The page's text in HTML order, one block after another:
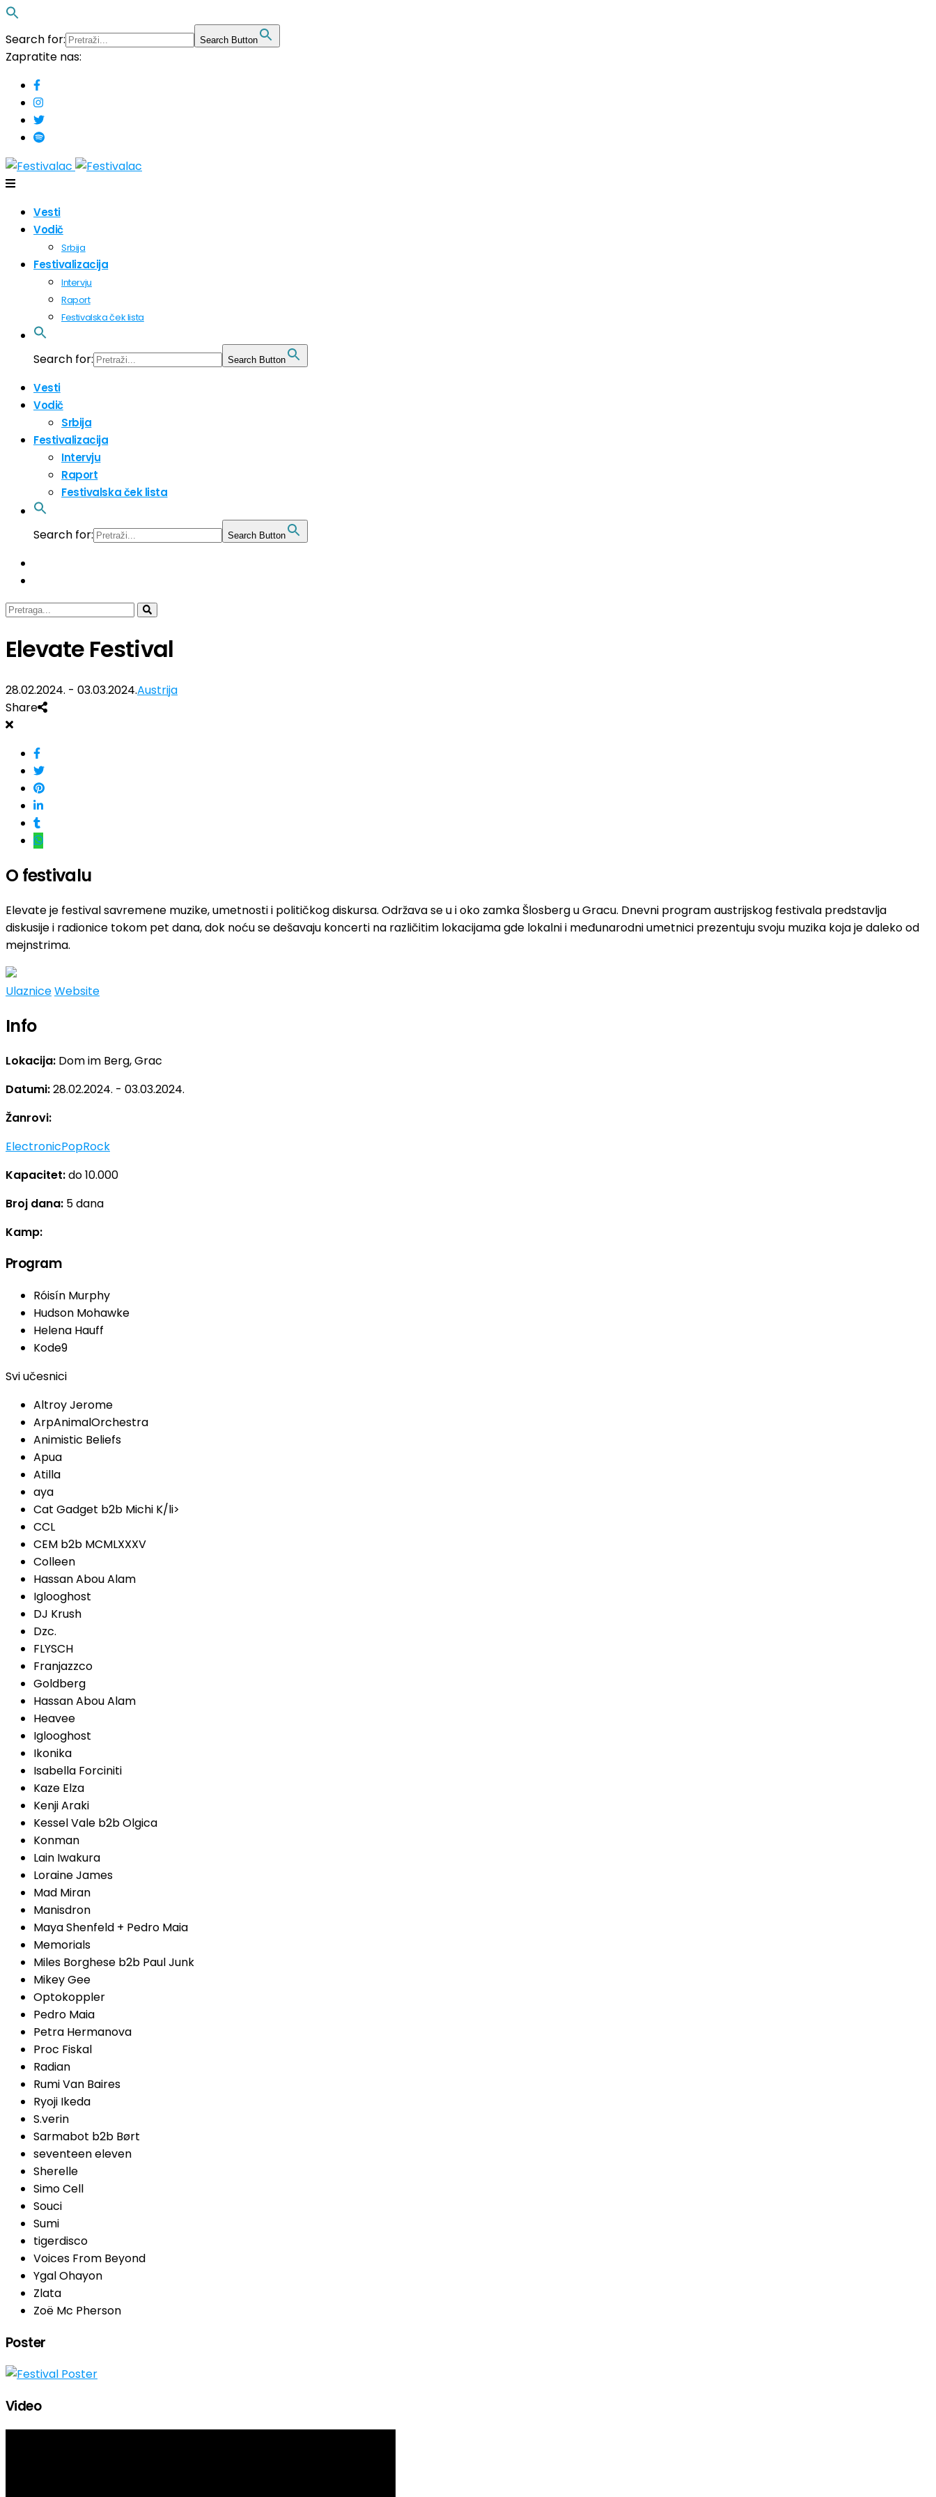
Search for: Search Button
Zapratite nas:
Vesti
Vodič
Srbija
Festivalizacija
Intervju
Raport
Festivalska ček lista
Search for: Search Button
Vesti
Vodič
Srbija
Festivalizacija
Intervju
Raport
Festivalska ček lista
Search for: Search Button
Elevate Festival
28.02.2024. - 03.03.2024.Austrija
Share
O festivalu
Elevate je festival savremene muzike, umetnosti i političkog diskursa. Održava se u i oko zamka Šlosberg u Gracu. Dnevni program austrijskog festivala predstavlja
diskusije i radionice tokom pet dana, dok noću se dešavaju koncerti na različitim lokacijama gde lokalni i međunarodni umetnici prezentuju svoju muzika koja je daleko od
mejnstrima.
UlazniceWebsite
Info
Lokacija: Dom im Berg, Grac
Datumi:28.02.2024. - 03.03.2024.
Žanrovi:
ElectronicPopRock
Kapacitet:do 10.000
Broj dana: 5 dana
Kamp:
Program
Róisín Murphy
Hudson Mohawke
Helena Hauff
Kode9
Svi učesnici
Altroy Jerome
ArpAnimalOrchestra
Animistic Beliefs
Apua
Atilla
aya
Cat Gadget b2b Michi K/li>
CCL
CEM b2b MCMLXXXV
Colleen
Hassan Abou Alam
Iglooghost
DJ Krush
Dzc.
FLYSCH
Franjazzco
Goldberg
Hassan Abou Alam
Heavee
Iglooghost
Ikonika
Isabella Forciniti
Kaze Elza
Kenji Araki
Kessel Vale b2b Olgica
Konman
Lain Iwakura
Loraine James
Mad Miran
Manisdron
Maya Shenfeld + Pedro Maia
Memorials
Miles Borghese b2b Paul Junk
Mikey Gee
Optokoppler
Pedro Maia
Petra Hermanova
Proc Fiskal
Radian
Rumi Van Baires
Ryoji Ikeda
S.verin
Sarmabot b2b Børt
seventeen eleven
Sherelle
Simo Cell
Souci
Sumi
tigerdisco
Voices From Beyond
Ygal Ohayon
Zlata
Zoë Mc Pherson
Poster
Video